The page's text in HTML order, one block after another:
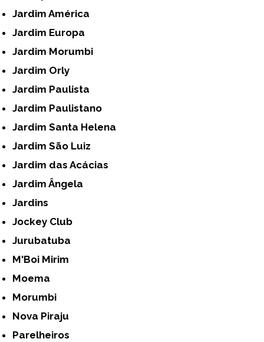
Jardim América
Jardim Europa
Jardim Morumbi
Jardim Orly
Jardim Paulista
Jardim Paulistano
Jardim Santa Helena
Jardim São Luiz
Jardim das Acácias
Jardim Ângela
Jardins
Jockey Club
Jurubatuba
M'Boi Mirim
Moema
Morumbi
Nova Piraju
Parelheiros